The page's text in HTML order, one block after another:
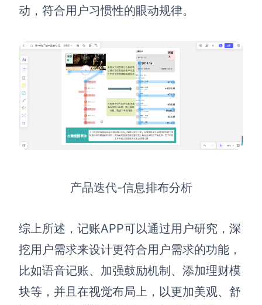
动，符合用户习惯性的眼动规律。
产品迭代-信息排布分析
综上所述，记账APP可以通过用户研究，深
挖用户需求来设计更符合用户需求的功能，
比如语音记账、加强鼓励机制、添加理财模
块等，并且在视觉布局上，以更加美观、舒